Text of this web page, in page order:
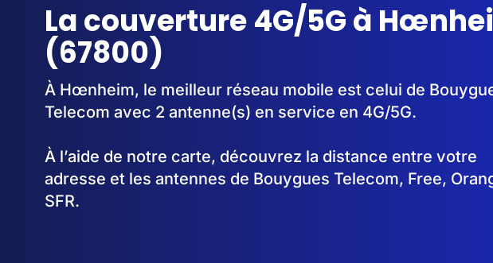
La couverture 4G/5G à
(67800)
À Hœnheim, le meilleur réseau mobile est celui de
Telecom avec 2 antenne(s) en service en 4G/5G.
À l’aide de notre carte, découvrez la distance entre votre
adresse et les antennes de Bouygues Telecom, Free,
SFR.